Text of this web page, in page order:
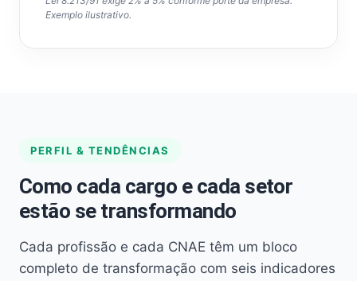
Exemplo ilustrativo.
PERFIL & TENDÊNCIAS
Como cada cargo e cada setor
estão se transformando
Cada profissão e cada CNAE têm um bloco
completo de transformação com seis indicadores